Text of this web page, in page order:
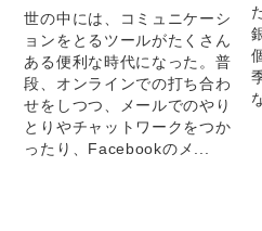
世の中には、コミュニケーシ
ョンをとるツールがたくさん
ある便利な時代になった。普
段、オンラインでの打ち合わ
せをしつつ、メールでのやり
とりやチャットワークをつか
ったり、Facebookのメ...